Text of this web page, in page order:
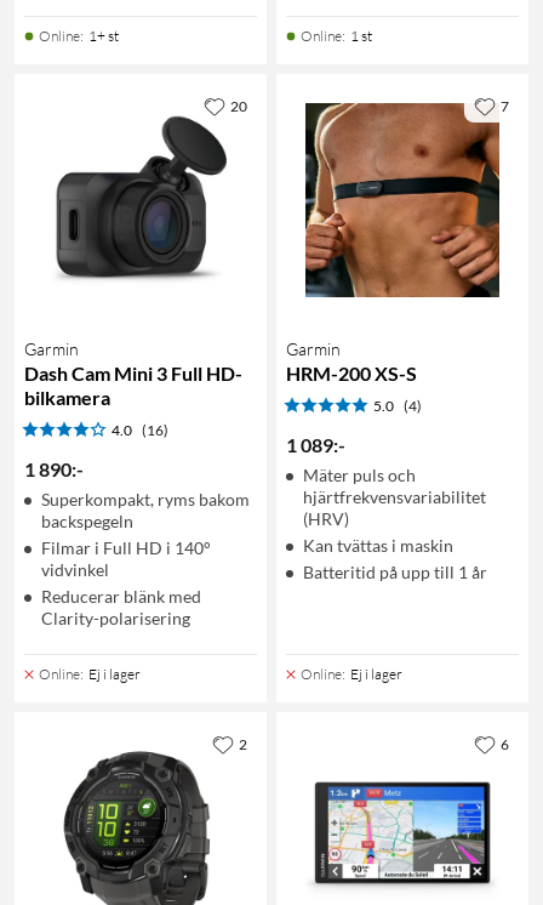
Online: 1+ st Online: 1 st
Garmin
Dash Cam Mini 3 Full HD-
bilkamera
4.0 (16)
1 890:-
Superkompakt, ryms bakom
backspegeln
Filmar i Full HD i 140°
vidvinkel
Reducerar blänk med
Clarity-polarisering
Online: Ej i lager
20
Garmin
HRM-200 XS-S
5.0 (4)
1 089:-
Mäter puls och
hjärtfrekvensvariabilitet
(HRV)
Kan tvättas i maskin
Batteritid på upp till 1 år
Online: Ej i lager
7
2 6